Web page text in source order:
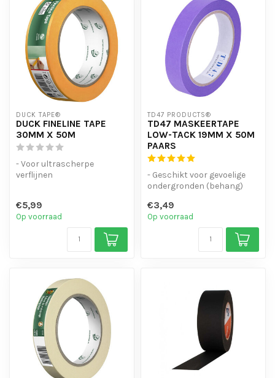
DUCK TAPE®
DUCK FINELINE TAPE
30MM X 50M
- Voor ultrascherpe
verflijnen
- Gebruiksvri...
€5,99
Op voorraad
TD47 PRODUCTS®
TD47 MASKEERTAPE
LOW-TACK 19MM X 50M
PAARS
- Geschikt voor gevoelige
ondergronden (behang)
lijne...
€3,49
Op voorraad